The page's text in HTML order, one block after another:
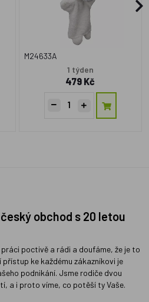
M24633A
1 týden
479 Kč
obchod s 20 letou
práci poctivě a rádi a doufáme, že je to
přístup ke každému zákazníkovi je
podnikání. Jsme rodiče dvou
a i proto víme, co potěší ty Vaše.